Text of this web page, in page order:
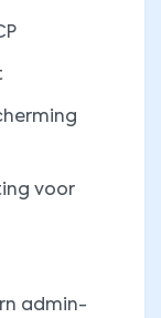
voor
admin-